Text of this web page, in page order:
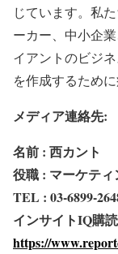
じています。私
ーカー、中小企
イアントのビジ
を作成するため
メディア連絡先:
名前 : 西カント
役職 : マーケテ
TEL : 03-6899-
インサイトIQ購読
https://